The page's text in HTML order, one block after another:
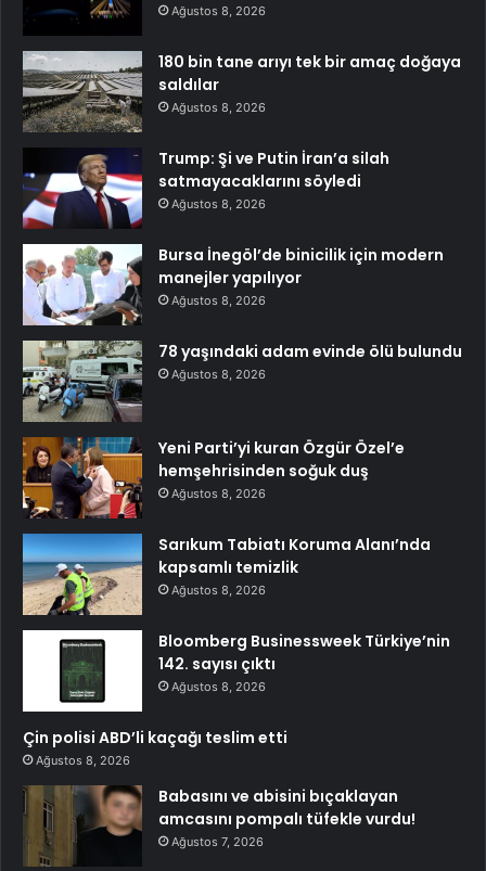
Ağustos 8, 2026
180 bin tane arıyı tek bir amaç doğaya
saldılar
Ağustos 8, 2026
Trump: Şi ve Putin İran’a silah
satmayacaklarını söyledi
Ağustos 8, 2026
Bursa İnegöl’de binicilik için modern
manejler yapılıyor
Ağustos 8, 2026
78 yaşındaki adam evinde ölü bulundu
Ağustos 8, 2026
Yeni Parti’yi kuran Özgür Özel’e
hemşehrisinden soğuk duş
Ağustos 8, 2026
Sarıkum Tabiatı Koruma Alanı’nda
kapsamlı temizlik
Ağustos 8, 2026
Bloomberg Businessweek Türkiye’nin
142. sayısı çıktı
Ağustos 8, 2026
Çin polisi ABD’li kaçağı teslim etti
Ağustos 8, 2026
Babasını ve abisini bıçaklayan
amcasını pompalı tüfekle vurdu!
Ağustos 7, 2026